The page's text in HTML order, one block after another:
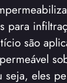
para
são
eles